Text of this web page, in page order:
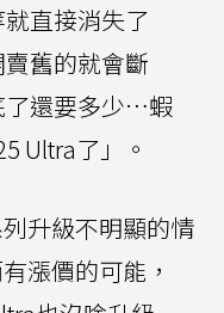
直接消失了
舊的就會斷
了還要多少…蝦
Ultra了」。
升級不明顯的情
漲價的可能，